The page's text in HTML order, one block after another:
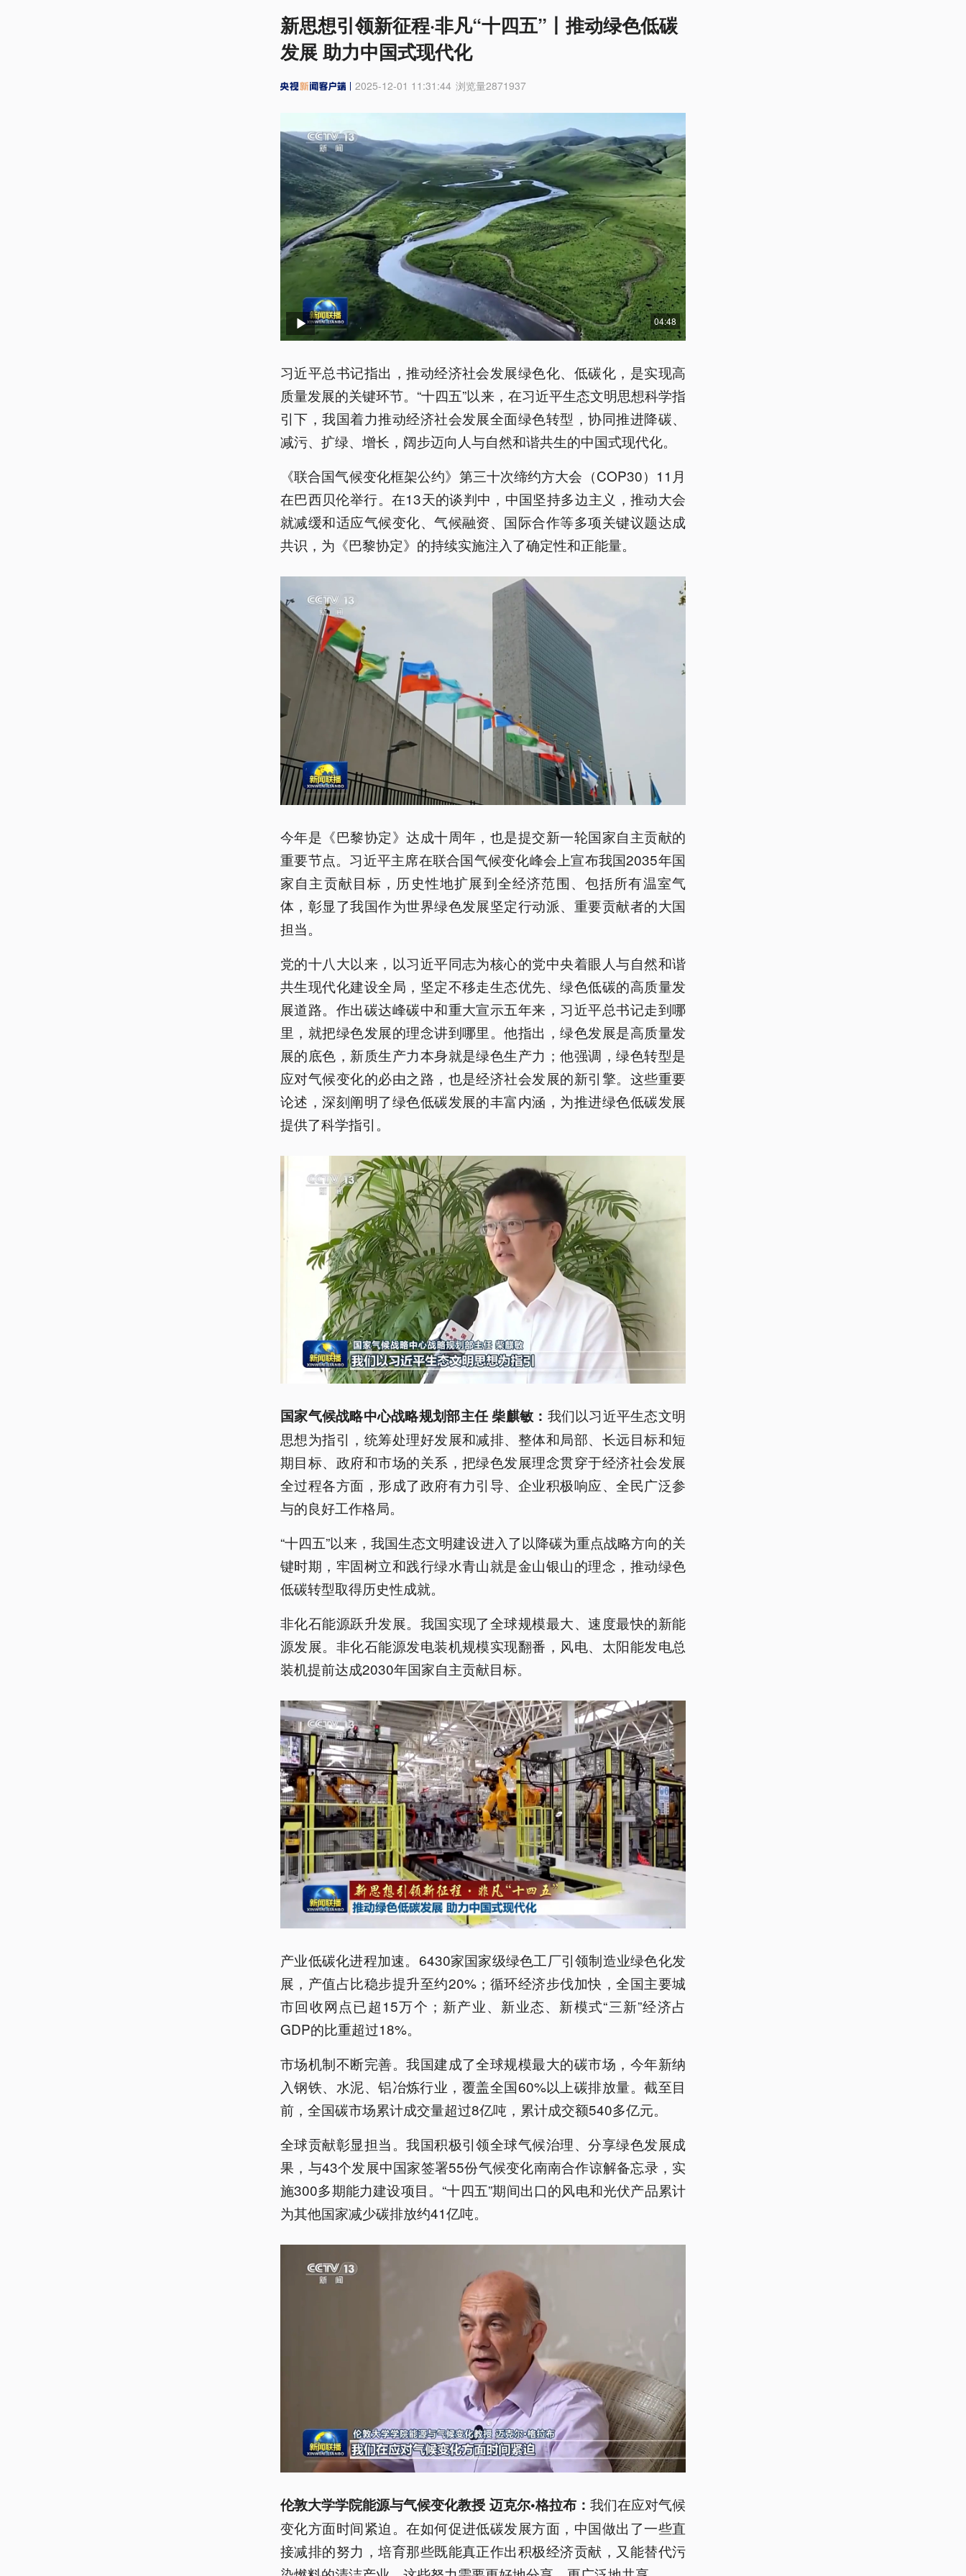
新思想引领新征程·非凡“十四五”丨推动绿色低碳
发展 助力中国式现代化
2025-12-01 11:31:44 浏览量2871937
04:48
习近平总书记指出，推动经济社会发展绿色化、低碳化，是实现高
质量发展的关键环节。“十四五”以来，在习近平生态文明思想科学指
引下，我国着力推动经济社会发展全面绿色转型，协同推进降碳、
减污、扩绿、增长，阔步迈向人与自然和谐共生的中国式现代化。
《联合国气候变化框架公约》第三十次缔约方大会（COP30）11月
在巴西贝伦举行。在13天的谈判中，中国坚持多边主义，推动大会
就减缓和适应气候变化、气候融资、国际合作等多项关键议题达成
共识，为《巴黎协定》的持续实施注入了确定性和正能量。
今年是《巴黎协定》达成十周年，也是提交新一轮国家自主贡献的
重要节点。习近平主席在联合国气候变化峰会上宣布我国2035年国
家自主贡献目标，历史性地扩展到全经济范围、包括所有温室气
体，彰显了我国作为世界绿色发展坚定行动派、重要贡献者的大国
担当。
党的十八大以来，以习近平同志为核心的党中央着眼人与自然和谐
共生现代化建设全局，坚定不移走生态优先、绿色低碳的高质量发
展道路。作出碳达峰碳中和重大宣示五年来，习近平总书记走到哪
里，就把绿色发展的理念讲到哪里。他指出，绿色发展是高质量发
展的底色，新质生产力本身就是绿色生产力；他强调，绿色转型是
应对气候变化的必由之路，也是经济社会发展的新引擎。这些重要
论述，深刻阐明了绿色低碳发展的丰富内涵，为推进绿色低碳发展
提供了科学指引。
国家气候战略中心战略规划部主任 柴麒敏： 我们以习近平生态文明
思想为指引，统筹处理好发展和减排、整体和局部、长远目标和短
期目标、政府和市场的关系，把绿色发展理念贯穿于经济社会发展
全过程各方面，形成了政府有力引导、企业积极响应、全民广泛参
与的良好工作格局。
“十四五”以来，我国生态文明建设进入了以降碳为重点战略方向的关
键时期，牢固树立和践行绿水青山就是金山银山的理念，推动绿色
低碳转型取得历史性成就。
非化石能源跃升发展。我国实现了全球规模最大、速度最快的新能
源发展。非化石能源发电装机规模实现翻番，风电、太阳能发电总
装机提前达成2030年国家自主贡献目标。
产业低碳化进程加速。6430家国家级绿色工厂引领制造业绿色化发
展，产值占比稳步提升至约20%；循环经济步伐加快，全国主要城
市回收网点已超15万个；新产业、新业态、新模式“三新”经济占
GDP的比重超过18%。
市场机制不断完善。我国建成了全球规模最大的碳市场，今年新纳
入钢铁、水泥、铝冶炼行业，覆盖全国60%以上碳排放量。截至目
前，全国碳市场累计成交量超过8亿吨，累计成交额540多亿元。
全球贡献彰显担当。我国积极引领全球气候治理、分享绿色发展成
果，与43个发展中国家签署55份气候变化南南合作谅解备忘录，实
施300多期能力建设项目。“十四五”期间出口的风电和光伏产品累计
为其他国家减少碳排放约41亿吨。
伦敦大学学院能源与气候变化教授 迈克尔•格拉布： 我们在应对气候
变化方面时间紧迫。在如何促进低碳发展方面，中国做出了一些直
接减排的努力，培育那些既能真正作出积极经济贡献，又能替代污